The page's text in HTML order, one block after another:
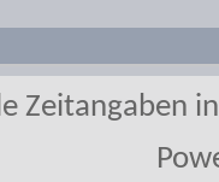
Zeitangaben